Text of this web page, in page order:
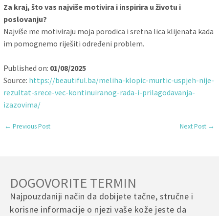
Za kraj, što vas najviše motivira i inspirira u životu i
poslovanju?
Najviše me motiviraju moja porodica i sretna lica klijenata kada
im pomognemo riješiti određeni problem.
Published on: 01/08/2025
Source: https://beautiful.ba/meliha-klopic-murtic-uspjeh-nije-
rezultat-srece-vec-kontinuiranog-rada-i-prilagodavanja-
izazovima/
← Previous Post Next Post →
DOGOVORITE TERMIN
Najpouzdaniji način da dobijete tačne, stručne i
korisne informacije o njezi vaše kože jeste da